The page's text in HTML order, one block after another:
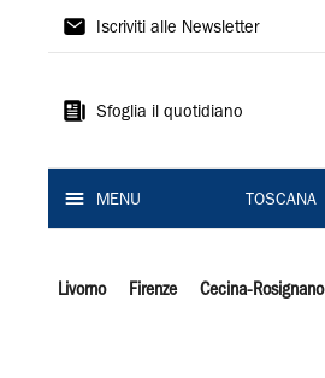
Il
Iscriviti alle Newsletter
Sfoglia il quotidiano
MENU TOSCANA
Livorno Firenze Cecina-Rosignano